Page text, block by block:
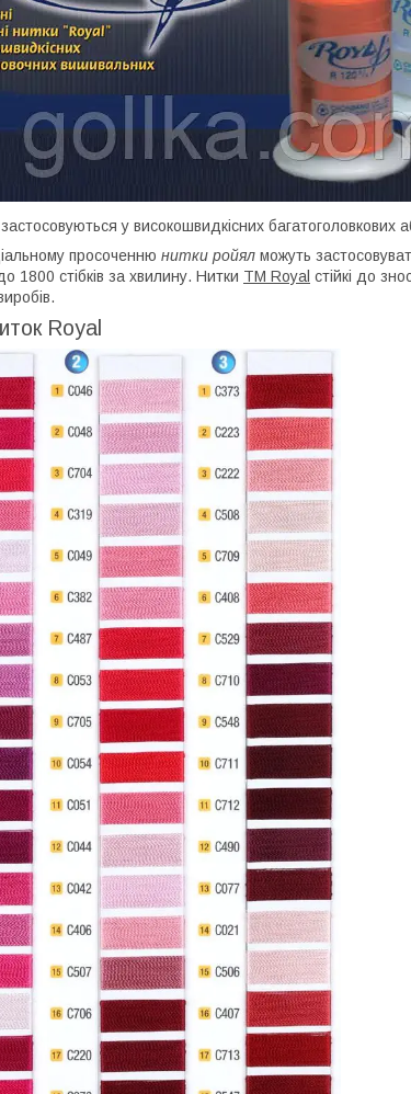
застосовуються у високошвидкісних
просоченню нитки ройял можуть
1800 стібків за хвилину. Нитки ТМ Royal стійкі до
Royal